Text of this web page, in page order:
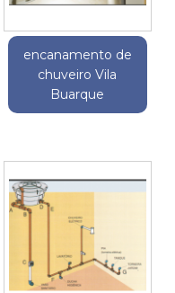
encanamento de
chuveiro Vila
Buarque